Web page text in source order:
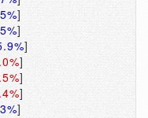
]
]
]
]
]
]
]